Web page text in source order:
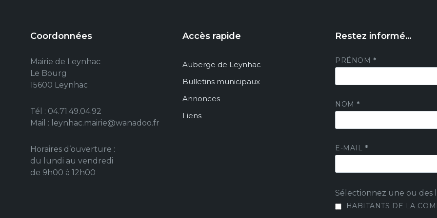
Coordonnées
Mairie de Leynhac
Le Bourg
15600 Leynhac
Tél : 04.71.49.04.92
Mail : leynhac.mairie@wanadoo.fr
Horaires d’ouverture :
du lundi au vendredi
de 9h00 à 12h00
Accès rapide
Auberge de Leynhac
Bulletins municipaux
Annonces
Liens
Restez informé…
PRÉNOM *
NOM *
E-MAIL *
Sélectionnez une ou des
HABITANTS DE LA